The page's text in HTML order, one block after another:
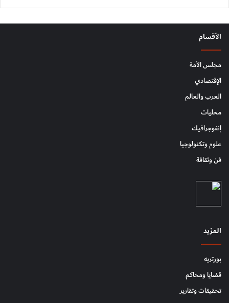
الأقسام
مجلس الأمة
الإقتصادي
العرب والعالم
محليات
إنفوجرافيك
علوم وتكنولوجيا
فن وثقافة
المزيد
بورتريه
قضايا ومحاكم
تحقيقات وتقارير